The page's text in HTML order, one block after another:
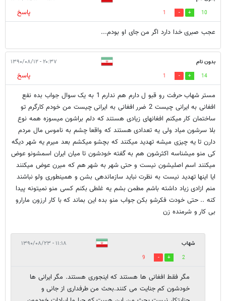
10
1
پاسخ
عجب صبری خدا دارد اگر من جای او بودم...
بدون نام ۲۰:۳۷ - ۱۳۹۰/۰۸/۱۲
14
1
پاسخ
مستر شهاب حرفت رو قبو ل دارم هم ندارم 1 به یک سوال جواب بده نفع
افغانی به ایرانی چیست 2 ضرر افغانی به ایرانی چیست من خودم کارگرم تو
ساختمان کار میکنم افغانهای زیادی هستند که دلم براشون میسوزه همه نوع
بلا سرشون میاد ولی یه تعدادی هستند که واقعا چشم به ناموس مال مردم
دارن تا یه چیزی میشه تهدید میکنند که بچشو میکشم بعد میرم یه شهر دیگه
کی منو میشناسه اکثرشون هم به گفته خودشون تا میان ایران اسمشونو عوض
میکنند اسم اصلیشون نیست و حتی شهر به شهر هم که میرن عوض میکنند
ایا اینها تهدید نیست به نظرت نباید سازماندهی بشن و همینطوری ولو نباشند
منم ازادی زیاد داشته باشم مطمن بشم یه غلطی بکنم کسی منو نمیتونه پیدا
کنه .. حتی خودت فکرشو بکن جواب منو بده این بماند که با کار ارزون مارارو
بی کار و شرمنده زن
شهاب ۱۱:۱۸ - ۱۳۹۰/۰۸/۲۳
2
9
مگر فقط افغانی ها هستند که اینجوری هستند. مگر ایرانی ها
خودشون کم جنایت می کنند.بحث من طرفداری از جانی و